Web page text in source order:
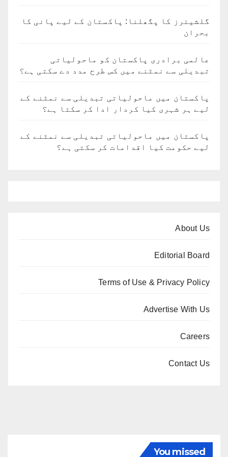
گلشیئرز کا پگھلنا: پاکستان کے لیے پانی کا
بحران
عالمی برادری پاکستان کو ماحولیاتی
تبدیلی سے نمٹنے میں کس طرح مدد دے سکتی ہے؟
پاکستان میں ماحولیاتی تبدیلی سے نمٹنے کے
لیے ہر شہری کیا کردار ادا کر سکتا ہے؟
پاکستان میں ماحولیاتی تبدیلی سے نمٹنے کے
لیے حکومت کیا اقدامات کر سکتی ہے؟
About Us
Editorial Board
Terms of Use & Privacy Policy
Advertise With Us
Careers
Contact Us
You missed